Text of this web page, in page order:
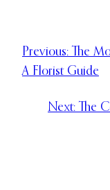
Previous: The
A Florist Guide
Next: The